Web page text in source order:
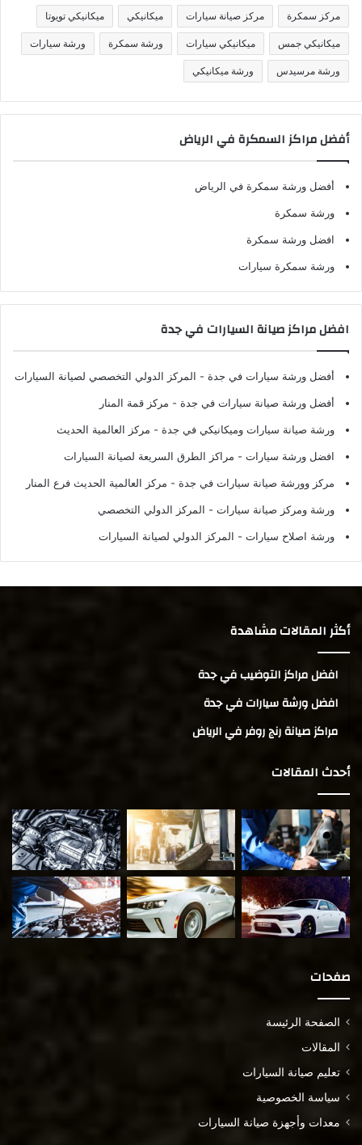
مركز سمكرة مركز صيانة سيارات ميكانيكي ميكانيكي تويوتا
ميكانيكي جمس ميكانيكي سيارات ورشة سمكرة ورشة سيارات
ورشة مرسيدس ورشة ميكانيكي
أفضل مراكز السمكرة في الرياض
أفضل ورشة سمكرة في الرياض
ورشة سمكرة
افضل ورشة سمكرة
ورشة سمكرة سيارات
افضل مراكز صيانة السيارات في جدة
أفضل ورشة سيارات في جدة - المركز الدولي التخصصي لصيانة السيارات
أفضل ورشة صيانة سيارات في جدة - مركز قمة المنار
ورشة صيانة سيارات وميكانيكي في جدة - مركز العالمية الحديث
افضل ورشة سيارات - مراكز الطرق السريعة لصيانة السيارات
مركز وورشة صيانة سيارات في جدة - مركز العالمية الحديث فرع المنار
ورشة ومركز صيانة سيارات - المركز الدولي التخصصي
ورشة اصلاح سيارات - المركز الدولي لصيانة السيارات
أكثر المقالات مشاهدة
افضل مراكز التوضيب في جدة
افضل ورشة سيارات في جدة
مراكز صيانة رنج روفر في الرياض
أحدث المقالات
صفحات
الصفحة الرئيسة
المقالات
تعليم صيانة السيارات
سياسة الخصوصية
معدات وأجهزة صيانة السيارات